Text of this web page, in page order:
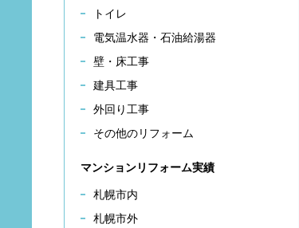
トイレ
電気温水器・石油給湯器
壁・床工事
建具工事
外回り工事
その他のリフォーム
マンションリフォーム実績
札幌市内
札幌市外